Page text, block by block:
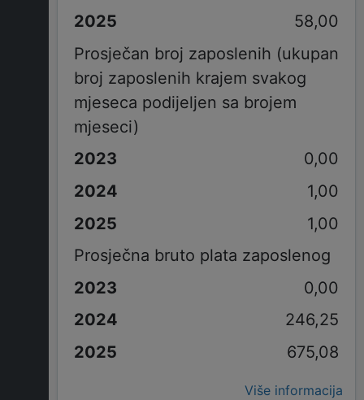
58,00
Prosječan broj zaposlenih (ukupan
broj zaposlenih krajem svakog
mjeseca podijeljen sa brojem
mjeseci)
0,00
1,00
1,00
Prosječna bruto plata zaposlenog
0,00
246,25
675,08
Više informacija